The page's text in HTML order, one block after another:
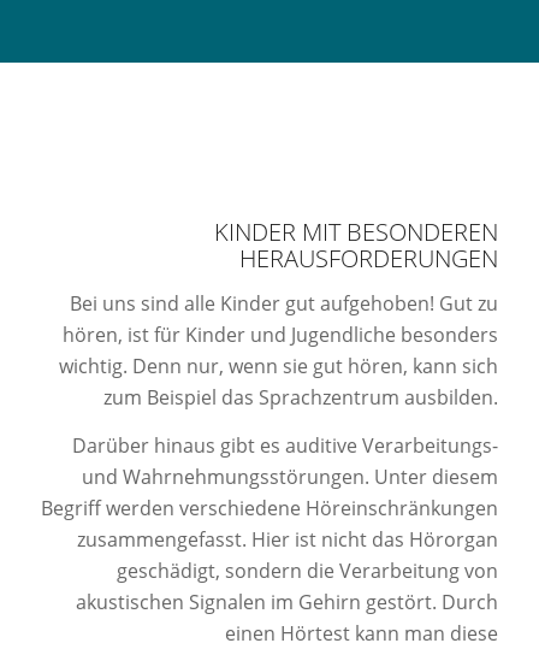
KINDER MIT BESONDEREN
HERAUSFORDERUNGEN
Bei uns sind alle Kinder gut aufgehoben! Gut zu
hören, ist für Kinder und Jugendliche besonders
wichtig. Denn nur, wenn sie gut hören, kann sich
zum Beispiel das Sprachzentrum ausbilden.
Darüber hinaus gibt es auditive Verarbeitungs-
und Wahrnehmungsstörungen. Unter diesem
Begriff werden verschiedene Höreinschränkungen
zusammengefasst. Hier ist nicht das Hörorgan
geschädigt, sondern die Verarbeitung von
akustischen Signalen im Gehirn gestört. Durch
einen Hörtest kann man diese